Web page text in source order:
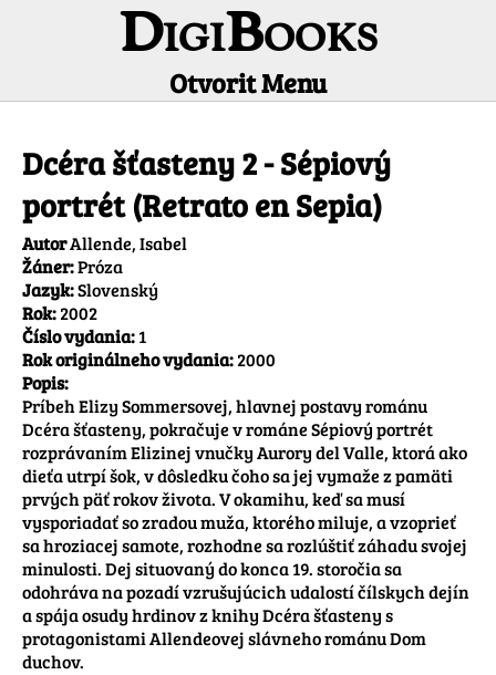
DigiBooks
Otvorit Menu
Dcéra šťasteny 2 - Sépiový
portrét (Retrato en Sepia)
AutorAllende, Isabel
Žáner:Próza
Jazyk:Slovenský
Rok:2002
Číslo vydania:1
Rok originálneho vydania:2000
Popis:
Príbeh Elizy Sommersovej, hlavnej postavy románu
Dcéra šťasteny, pokračuje v románe Sépiový portrét
rozprávaním Elizinej vnučky Aurory del Valle, ktorá ako
dieťa utrpí šok, v dôsledku čoho sa jej vymaže z pamäti
prvých päť rokov života. V okamihu, keď sa musí
vysporiadať so zradou muža, ktorého miluje, a vzoprieť
sa hroziacej samote, rozhodne sa rozlúštiť záhadu svojej
minulosti. Dej situovaný do konca 19. storočia sa
odohráva na pozadí vzrušujúcich udalostí čílskych dejín
a spája osudy hrdinov z knihy Dcéra šťasteny s
protagonistami Allendeovej slávneho románu Dom
duchov.